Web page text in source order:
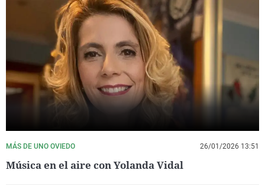
MÁS DE UNO OVIEDO 26/01/2026 13:51
Música en el aire con Yolanda Vidal